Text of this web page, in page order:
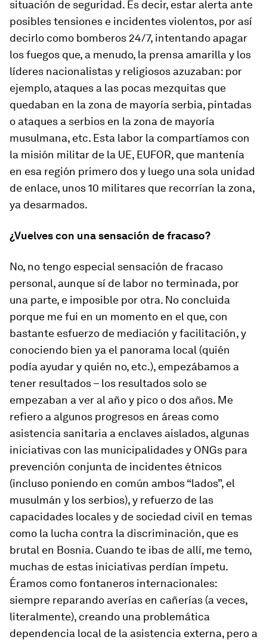
situación de seguridad. Es decir, estar alerta ante
posibles tensiones e incidentes violentos, por así
decirlo como bomberos 24/7, intentando apagar
los fuegos que, a menudo, la prensa amarilla y los
líderes nacionalistas y religiosos azuzaban: por
ejemplo, ataques a las pocas mezquitas que
quedaban en la zona de mayoría serbia, pintadas
o ataques a serbios en la zona de mayoría
musulmana, etc. Esta labor la compartíamos con
la misión militar de la UE, EUFOR, que mantenía
en esa región primero dos y luego una sola unidad
de enlace, unos 10 militares que recorrían la zona,
ya desarmados.
¿Vuelves con una sensación de fracaso?
No, no tengo especial sensación de fracaso
personal, aunque sí de labor no terminada, por
una parte, e imposible por otra. No concluida
porque me fui en un momento en el que, con
bastante esfuerzo de mediación y facilitación, y
conociendo bien ya el panorama local (quién
podía ayudar y quién no, etc.), empezábamos a
tener resultados – los resultados solo se
empezaban a ver al año y pico o dos años. Me
refiero a algunos progresos en áreas como
asistencia sanitaria a enclaves aislados, algunas
iniciativas con las municipalidades y ONGs para
prevención conjunta de incidentes étnicos
(incluso poniendo en común ambos “lados”, el
musulmán y los serbios), y refuerzo de las
capacidades locales y de sociedad civil en temas
como la lucha contra la discriminación, que es
brutal en Bosnia. Cuando te ibas de allí, me temo,
muchas de estas iniciativas perdían ímpetu.
Éramos como fontaneros internacionales:
siempre reparando averías en cañerías (a veces,
literalmente), creando una problemática
dependencia local de la asistencia externa, pero a